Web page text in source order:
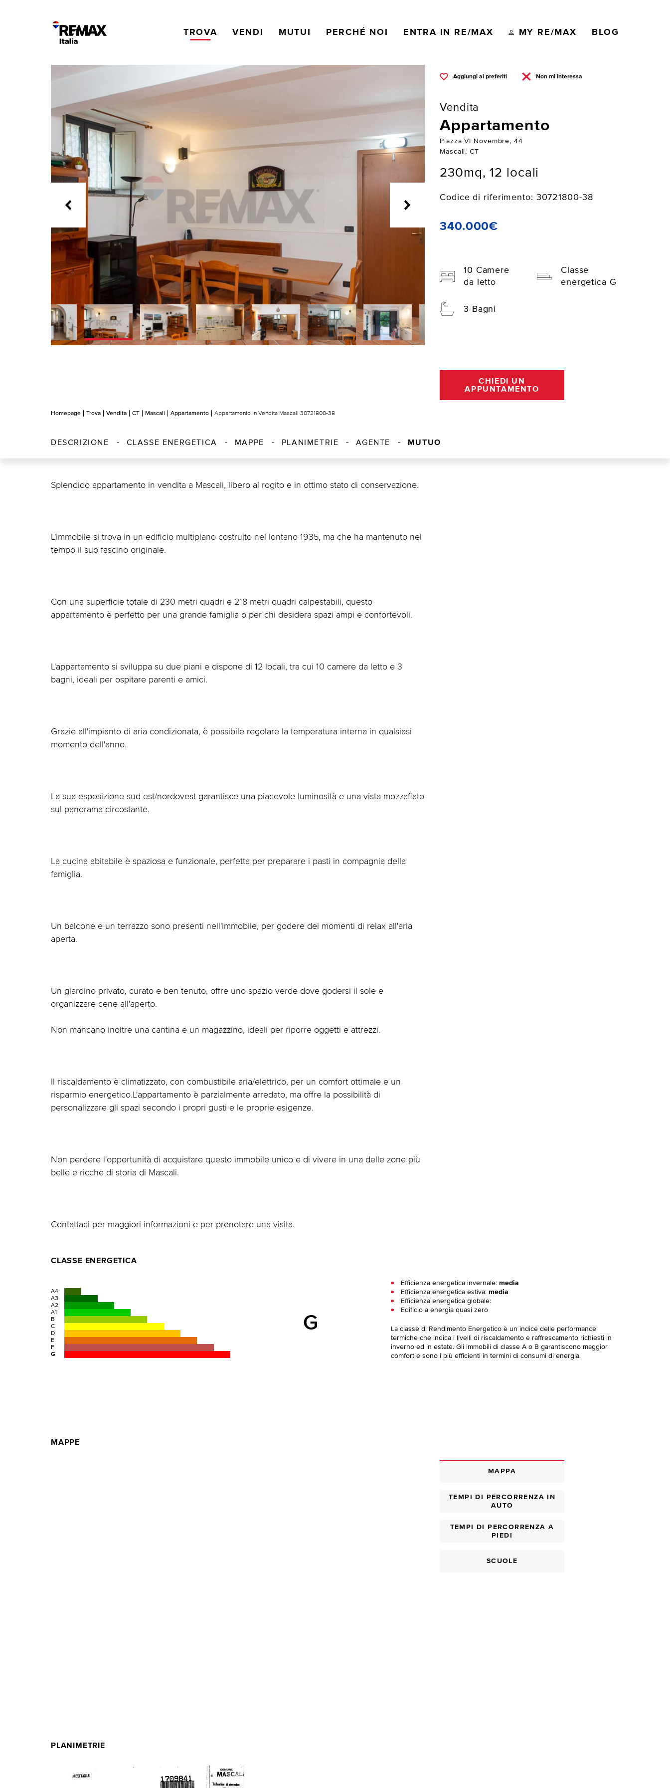
TROVA VENDI MUTUI PERCHÉ NOI ENTRA IN RE/MAX MY RE/MAX BLOG
Aggiungi ai preferiti Non mi interessa
Vendita
Appartamento
Piazza VI Novembre, 44
Mascali, CT
230mq, 12 locali
Codice di riferimento: 30721800-38
340.000€
10 Camere
da letto
Classe
energetica G
3 Bagni
CHIEDI UN
APPUNTAMENTO
Homepage Trova Vendita CT Mascali Appartamento Appartamento In Vendita Mascali 30721800-38
DESCRIZIONE CLASSE ENERGETICA MAPPE PLANIMETRIE AGENTE MUTUO
Splendido appartamento in vendita a Mascali, libero al rogito e in ottimo stato di conservazione.
L'immobile si trova in un edificio multipiano costruito nel lontano 1935, ma che ha mantenuto nel
tempo il suo fascino originale.
Con una superficie totale di 230 metri quadri e 218 metri quadri calpestabili, questo
appartamento è perfetto per una grande famiglia o per chi desidera spazi ampi e confortevoli.
L'appartamento si sviluppa su due piani e dispone di 12 locali, tra cui 10 camere da letto e 3
bagni, ideali per ospitare parenti e amici.
Grazie all'impianto di aria condizionata, è possibile regolare la temperatura interna in qualsiasi
momento dell'anno.
La sua esposizione sud est/nordovest garantisce una piacevole luminosità e una vista mozzafiato
sul panorama circostante.
La cucina abitabile è spaziosa e funzionale, perfetta per preparare i pasti in compagnia della
famiglia.
Un balcone e un terrazzo sono presenti nell'immobile, per godere dei momenti di relax all'aria
aperta.
Un giardino privato, curato e ben tenuto, offre uno spazio verde dove godersi il sole e
organizzare cene all'aperto.
Non mancano inoltre una cantina e un magazzino, ideali per riporre oggetti e attrezzi.
Il riscaldamento è climatizzato, con combustibile aria/elettrico, per un comfort ottimale e un
risparmio energetico.L'appartamento è parzialmente arredato, ma offre la possibilità di
personalizzare gli spazi secondo i propri gusti e le proprie esigenze.
Non perdere l'opportunità di acquistare questo immobile unico e di vivere in una delle zone più
belle e ricche di storia di Mascali.
Contattaci per maggiori informazioni e per prenotare una visita.
CLASSE ENERGETICA
A4
A3
A2
A1
B
C
D
E
F
G
G
Efficienza energetica invernale:media
Efficienza energetica estiva:media
Efficienza energetica globale:
Edificio a energia quasi zero
La classe di Rendimento Energetico è un indice delle performance
termiche che indica i livelli di riscaldamento e raffrescamento richiesti in
inverno ed in estate. Gli immobili di classe A o B garantiscono maggior
comfort e sono i più efficienti in termini di consumi di energia.
MAPPE
MAPPA
TEMPI DI PERCORRENZA IN
AUTO
TEMPI DI PERCORRENZA A
PIEDI
SCUOLE
PLANIMETRIE